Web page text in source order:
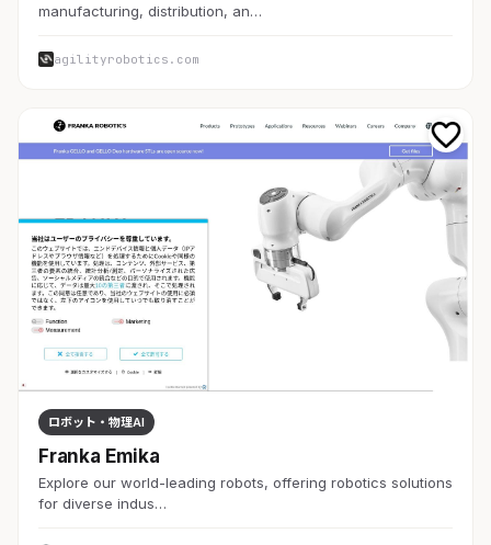
manufacturing, distribution, an…
agilityrobotics.com
ロボット・物理AI
Franka Emika
Explore our world-leading robots, offering robotics solutions
for diverse indus…